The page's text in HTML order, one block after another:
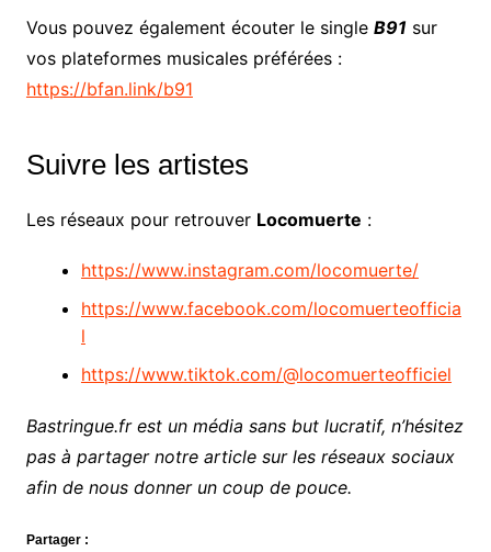
Vous pouvez également écouter le single B91sur
vos plateformes musicales préférées :
https://bfan.link/b91
Suivre les artistes
Les réseaux pour retrouver Locomuerte :
https://www.instagram.com/locomuerte/
https://www.facebook.com/locomuerteofficia
l
https://www.tiktok.com/@locomuerteofficiel
Bastringue.fr est un média sans but lucratif, n’hésitez
pas à partager notre article sur les réseaux sociaux
afin de nous donner un coup de pouce.
Partager :